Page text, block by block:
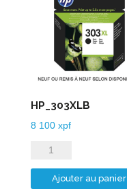
HP_303XLB
8 100 xpf
quantité
de
HP_303XLB
Ajouter au panier